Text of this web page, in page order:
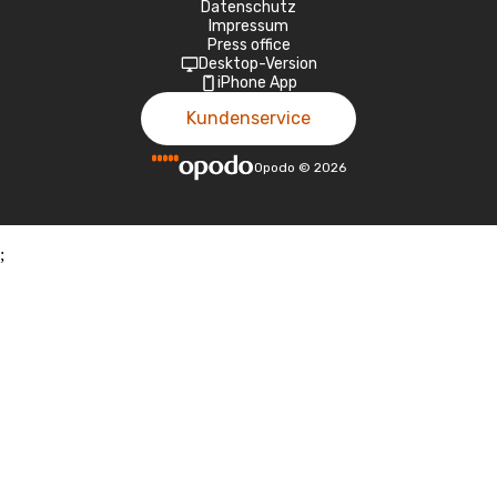
Datenschutz
Impressum
Press office
Desktop-Version
iPhone App
Kundenservice
Opodo © 2026
;